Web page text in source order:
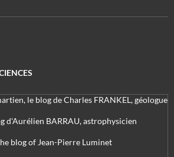
le blog de Charles FRANKEL, géologue
d'Aurélien BARRAU, astrophysicien
blog of Jean-Pierre Luminet